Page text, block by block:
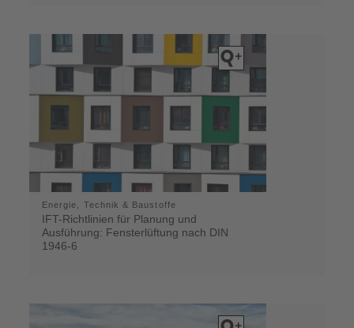
Energie, Technik & Baustoffe
IFT-Richtlinien für Planung und
Ausführung: Fensterlüftung nach DIN
1946-6